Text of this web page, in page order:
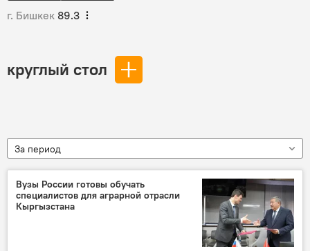
г. Бишкек 89.3
круглый стол
За период
Вузы России готовы обучать
специалистов для аграрной отрасли
Кыргызстана